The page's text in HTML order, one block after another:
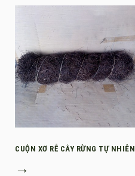
CUỘN XƠ RỄ CÂY RỪNG TỰ NHIÊN
→